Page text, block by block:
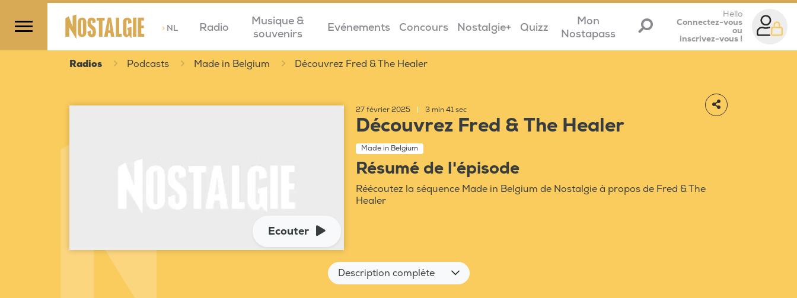
>NL Radio
Musique &
souvenirs
Evénements Concours Nostalgie+ Quizz
Mon
Nostapass
Hello
Connectez-vous
ou
inscrivez-vous !
Radios Podcasts Made in Belgium Découvrez Fred & The Healer
Ecouter
27 février 2025 3 min 41 sec
Découvrez Fred & The Healer
Made in Belgium
Résumé de l'épisode
Réécoutez la séquence Made in Belgium de Nostalgie à propos de Fred & The
Healer
Description complète